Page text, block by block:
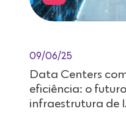
09/06/25
Data Centers
eficiência: o
infraestrutura de